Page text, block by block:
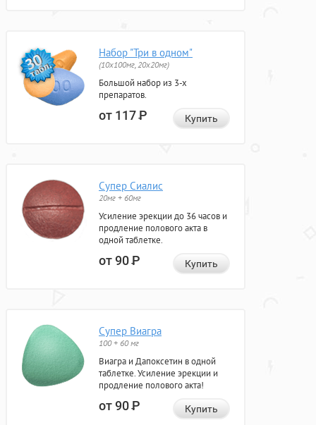
Набор "Три в одном"
(10x100мг, 20x20мг)
Большой набор из 3-х
препаратов.
от 117Р Купить
Супер Сиалис
20мг + 60мг
Усиление эрекции до 36 часов и
продление полового акта в
одной таблетке.
от 90Р Купить
Супер Виагра
100 + 60 мг
Виагра и Дапоксетин в одной
таблетке. Усиление эрекции и
продление полового акта!
от 90Р Купить